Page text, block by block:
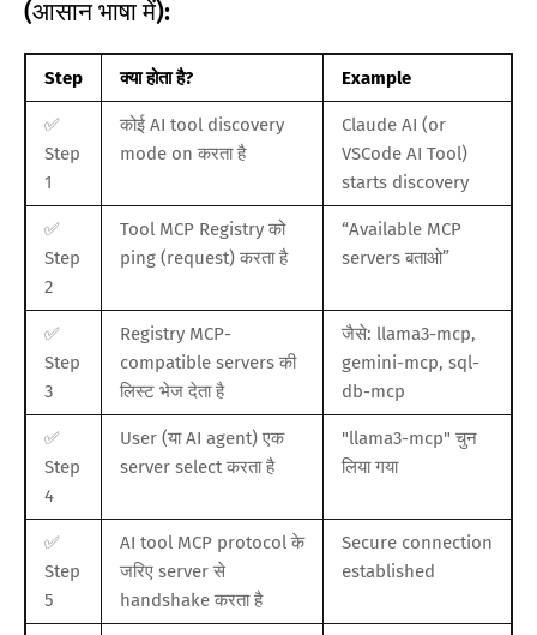
(आसान भाषा में):
Step क्या होता है? Example
✅
Step
1
कोई AI tool discovery
mode on करता है
Claude AI (or
VSCode AI Tool)
starts discovery
✅
Step
2
Tool MCP Registry को
ping (request) करता है
“Available MCP
servers बताओ”
✅
Step
3
Registry MCP-
compatible servers की
लिस्ट भेज देता है
जैसे: llama3-mcp,
gemini-mcp, sql-
db-mcp
✅
Step
4
User (या AI agent) एक
server select करता है
"llama3-mcp" चुन
लिया गया
✅
Step
5
AI tool MCP protocol के
जरिए server से
handshake करता है
Secure connection
established